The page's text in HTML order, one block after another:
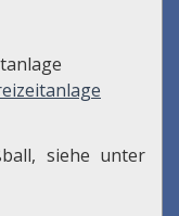
siehe unter